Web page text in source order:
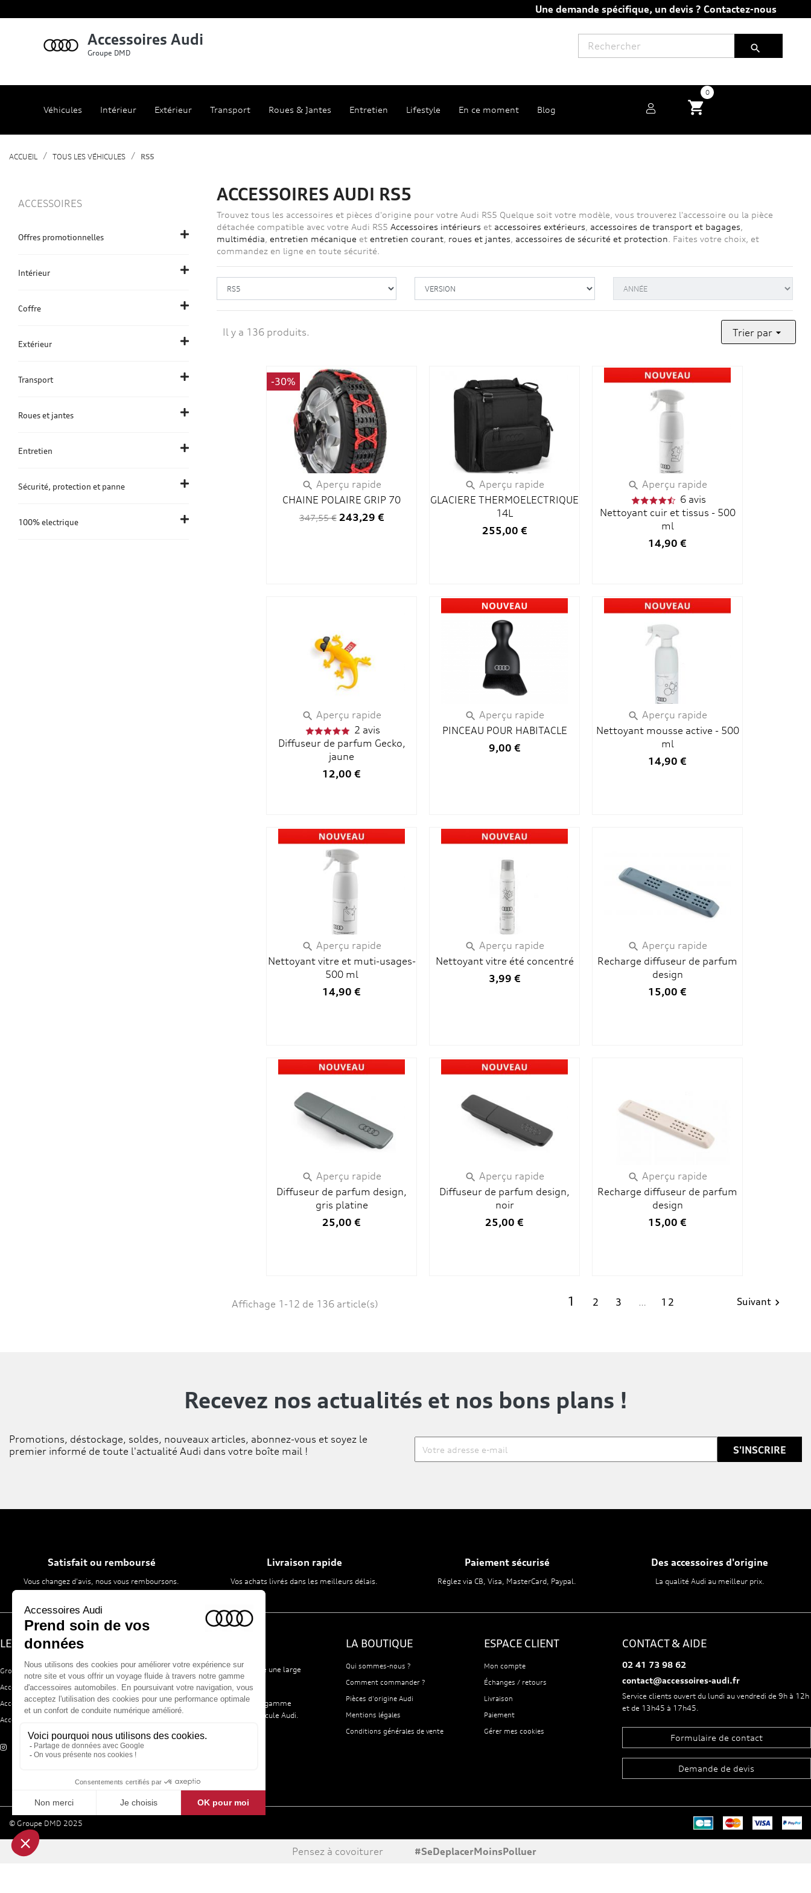
Une demande spécifique, un devis ? Contactez-nous
Accessoires Audi
Groupe DMD 
shopping_cart
0
Véhicules Intérieur Extérieur Transport Roues & Jantes Entretien Lifestyle En ce moment Blog
ACCUEIL TOUS LES VÉHICULES RS5
ACCESSOIRES
Offres promotionnelles
Intérieur
Coffre
Extérieur
Transport
Roues et jantes
Entretien
Sécurité, protection et panne
100% electrique
ACCESSOIRES AUDI RS5
Trouvez tous les accessoires et pièces d'origine pour votre Audi RS5 Quelque soit votre modèle, vous trouverez l'accessoire ou la pièce
détachée compatible avec votre Audi RS5 Accessoires intérieurs et accessoires extérieurs accessoires de transport et bagages
multimédia entretien mécanique et entretien courant, roues et jantes accessoires de sécurité et protection. Faites votre choix, et
commandez en ligne en toute sécurité.
Il y a 136 produits. Trier par 
 Aperçu rapide
CHAINE POLAIRE GRIP 70
347,55 € 243,29 €
-30%
 Aperçu rapide
GLACIERE THERMOELECTRIQUE
14L
255,00 €
 Aperçu rapide
6 avis
Nettoyant cuir et tissus - 500
ml
14,90 €
 Aperçu rapide
2 avis
Diffuseur de parfum Gecko,
jaune
12,00 €
 Aperçu rapide
PINCEAU POUR HABITACLE
9,00 €
 Aperçu rapide
Nettoyant mousse active - 500
ml
14,90 €
 Aperçu rapide
Nettoyant vitre et muti-usages-
500 ml
14,90 €
 Aperçu rapide
Nettoyant vitre été concentré
3,99 €
 Aperçu rapide
Recharge diffuseur de parfum
design
15,00 €
 Aperçu rapide
Diffuseur de parfum design,
gris platine
25,00 €
 Aperçu rapide
Diffuseur de parfum design,
noir
25,00 €
 Aperçu rapide
Recharge diffuseur de parfum
design
15,00 €
Affichage 1-12 de 136 article(s) 1 2 3 … 12 Suivant
Recevez nos actualités et nos bons plans !
Promotions, déstockage, soldes, nouveaux articles, abonnez-vous et soyez le
premier informé de toute l'actualité Audi dans votre boîte mail !
Satisfait ou remboursé
Vous changez d'avis, nous vous remboursons.
Livraison rapide
Vos achats livrés dans les meilleurs délais.
Paiement sécurisé
Réglez via CB, Visa, MasterCard, Paypal.
Des accessoires d'origine
La qualité Audi au meilleur prix.
LE GROUPE DMD
Groupe DMD
Accessoires Volkswagen
Accessoires Seat
Accessoires Skoda
Le site Accessoires Audi vous propose une large
sélection d'accessoires d'origine.
Trouvez votre bonheur grâce à notre gamme
d'accessoires pour équiper votre véhicule Audi.
LA BOUTIQUE
Qui sommes-nous ?
Comment commander ?
Pièces d'origine Audi
Mentions légales
Conditions générales de vente
ESPACE CLIENT
Mon compte
Échanges / retours
Livraison
Paiement
Gérer mes cookies
CONTACT & AIDE
02 41 73 98 62
contact@accessoires-audi.fr
Service clients ouvert du lundi au vendredi de 9h à 12h
et de 13h45 à 17h45.
Formulaire de contact
Demande de devis
© Groupe DMD 2025
Pensez à covoiturer #SeDeplacerMoinsPolluer